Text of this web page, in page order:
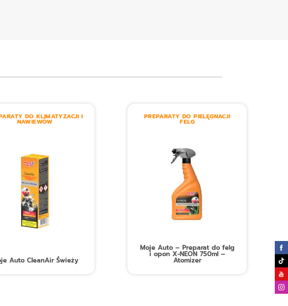
DO KLIMATYZACJI I
NAWIEWÓW
Auto CleanAir Świeży
PREPARATY DO PIELĘGNACJI
FELG
Moje Auto – Preparat do felg
i opon X-NEON 750ml –
Atomizer